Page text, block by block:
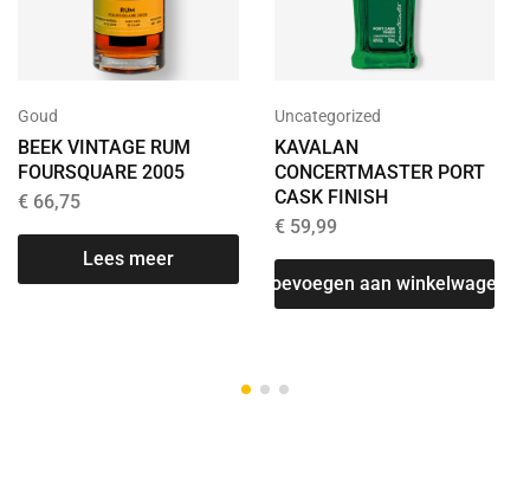
Goud
BEEK VINTAGE RUM
FOURSQUARE 2005
€ 66,75
Lees meer
Uncategorized
KAVALAN
CONCERTMASTER PORT
CASK FINISH
€59,99
Toevoegen aan winkelwagen